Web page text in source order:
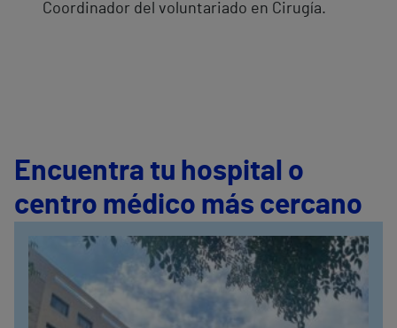
Coordinador del voluntariado en Cirugía.
Encuentra tu hospital o
centro médico más cercano